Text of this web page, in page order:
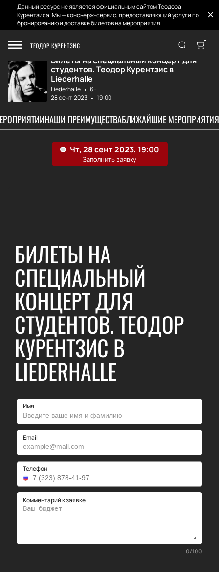
Данный ресурс не является официальным сайтом Теодора
Курентзиса. Мы — консьерж-сервис, предоставляющий услуги по
бронированию и доставке билетов на мероприятия.
ТЕОДОР КУРЕНТЗИС
Главная Афиша и Билеты
Билеты на специальный концерт для
студентов. Теодор Курентзис в
Liederhalle
Liederhalle
6+
28 сент. 2023
19:00
НАШИ ПРЕИМУЩЕСТВАБЛИЖАЙШИЕ МЕРОПРИЯТИЯ
БИЛЕТЫ НА
СПЕЦИАЛЬНЫЙ
КОНЦЕРТ ДЛЯ
СТУДЕНТОВ. ТЕОДОР
КУРЕНТЗИС В
LIEDERHALLE
Имя
Email
Телефон
Комментарий к заявке
0/100